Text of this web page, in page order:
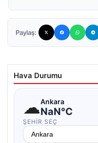
Paylaş:
Hava Durumu
☁Ankara
NaN°C
ŞEHIR SEÇ